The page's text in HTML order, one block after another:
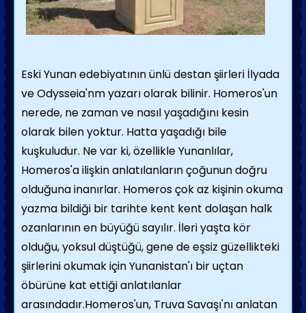
Eski Yunan edebiyatının ünlü destan şiirleri İlyada
ve Odysseia'nm yazarı olarak bilinir. Homeros'un
nerede, ne zaman ve nasıl yaşa­dığını kesin
olarak bilen yoktur. Hatta yaşadı­ğı bile
kuşkuludur. Ne var ki, özellikle Yu­nanlılar,
Homeros'a ilişkin anlatılanların ço­ğunun doğru
olduğuna inanırlar. Homeros çok az kişinin okuma
yazma bildiği bir tarihte kent kent dolaşan halk
ozanlarının en büyüğü sayılır. İleri yaşta kör
olduğu, yoksul düştüğü, gene de eşsiz güzellikteki
şiirlerini okumak için Yunanistan'ı bir uçtan
öbürüne kat ettiği anlatılanlar
arasındadır.Homeros'un, Truva Savaşı'nı anlatan